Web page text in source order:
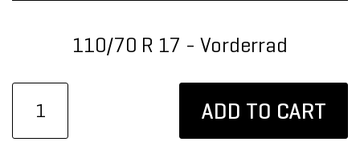
110/70 R 17 - Vorderrad
ADD TO CART